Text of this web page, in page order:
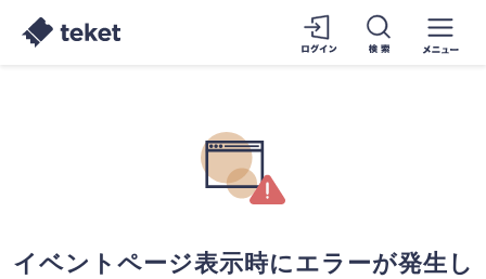
イベントページ表示時にエラーが発生し